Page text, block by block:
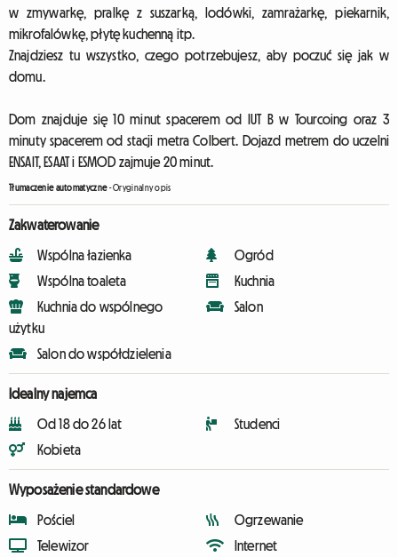
w zmywarkę, pralkę z suszarką, lodówki, zamrażarkę, piekarnik,
mikrofalówkę, płytę kuchenną itp.
Znajdziesz tu wszystko, czego potrzebujesz, aby poczuć się jak w
domu.
Dom znajduje się 10 minut spacerem od IUT B w Tourcoing oraz 3
minuty spacerem od stacji metra Colbert. Dojazd metrem do uczelni
ENSAIT, ESAAT i ESMOD zajmuje 20 minut.
Tłumaczenie automatyczne-Oryginalny opis
Zakwaterowanie
Wspólna łazienka
Wspólna toaleta
Kuchnia do wspólnego
użytku
Salon do współdzielenia
Ogród
Kuchnia
Salon
Idealny najemca
Od 18 do 26 lat
Kobieta
Studenci
Wyposażenie standardowe
Pościel
Telewizor
Ogrzewanie
Internet